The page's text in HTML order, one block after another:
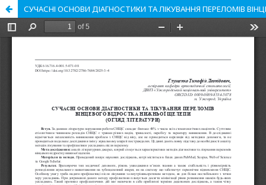
СУЧАСНІ ОСНОВИ ДІАГНОСТИКИ ТА ЛІКУВАННЯ ПЕРЕЛОМІВ